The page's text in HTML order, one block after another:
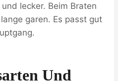
lecker. Beim Braten
garen. Es passt gut
Und